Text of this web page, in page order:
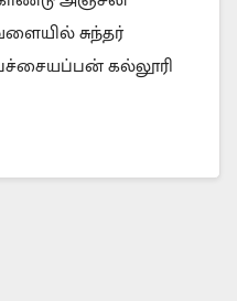
சுந்தர்
கல்லூரி